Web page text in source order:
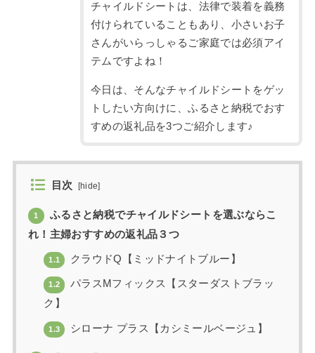
チャイルドシートは、法律で装着を義務
付けられていることもあり、小さいお子
さんがいらっしゃるご家庭では必須アイ
テムですよね！
今日は、そんなチャイルドシートをゲッ
トしたい方向けに、ふるさと納税でおす
すめの返礼品を3つご紹介します♪
目次 [hide]
1
ふるさと納税でチャイルドシートを選ぶならこ
れ！主婦おすすめの返礼品３つ
1.1 クラウドQ【ミッドナイトブルー】
1.2
パラスMフィックス【スターダストブラッ
ク】
1.3 シローナ プラス【カシミールベージュ】